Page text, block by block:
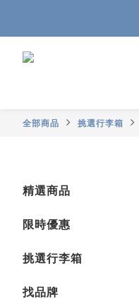
全部商品 挑選行李箱
精選商品
限時優惠
挑選行李箱
找品牌